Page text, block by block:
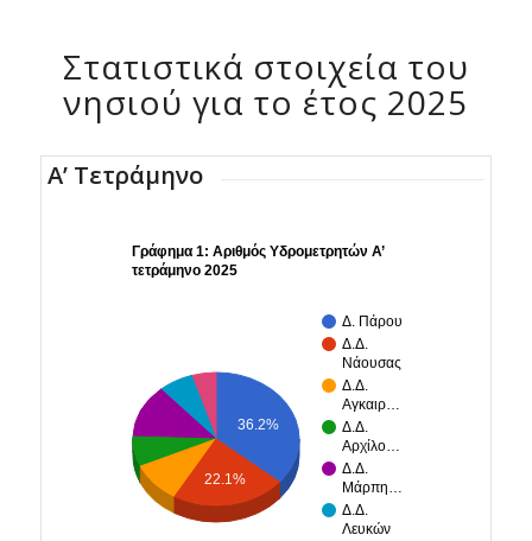
Στατιστικά στοιχεία του
νησιού για το έτος 2025
Α’ Τετράμηνο
Γράφημα 1: Αριθμός Υδρομετρητών Α’
τετράμηνο 2025
Δ. Πάρου
Δ.Δ.
Νάουσας
Δ.Δ.
Αγκαιρ…
Δ.Δ.
Αρχίλο…
Δ.Δ.
Μάρπη…
Δ.Δ.
Λευκών
36.2%
22.1%